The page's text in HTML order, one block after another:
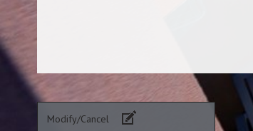
Modify/Cancel